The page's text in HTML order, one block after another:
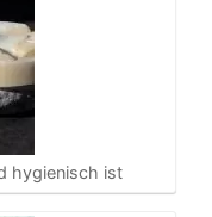
hygienisch ist